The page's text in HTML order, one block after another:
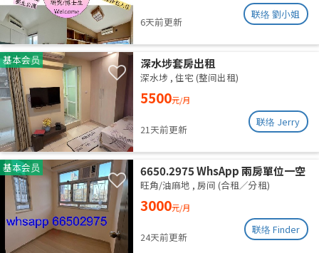
6天前更新
联络 劉小姐
基本会员 深水埗套房出租
深水埗 , 住宅 (整间出租)
5500元/月
21天前更新
联络 Jerry
基本会员
6650.2975 WhsApp 兩房單位一空
房 旺角 287呎 全新裝修 分租 合租
性別不限 高層有𨋢 四通八達 三面大
窗 空氣流通 乾淨安靜 包wifi水電
旺角/油麻地 , 房间 (合租／分租)
3000元/月
24天前更新
联络 Finder